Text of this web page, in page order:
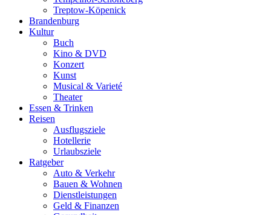
Treptow-Köpenick
Brandenburg
Kultur
Buch
Kino & DVD
Konzert
Kunst
Musical & Varieté
Theater
Essen & Trinken
Reisen
Ausflugsziele
Hotellerie
Urlaubsziele
Ratgeber
Auto & Verkehr
Bauen & Wohnen
Dienstleistungen
Geld & Finanzen